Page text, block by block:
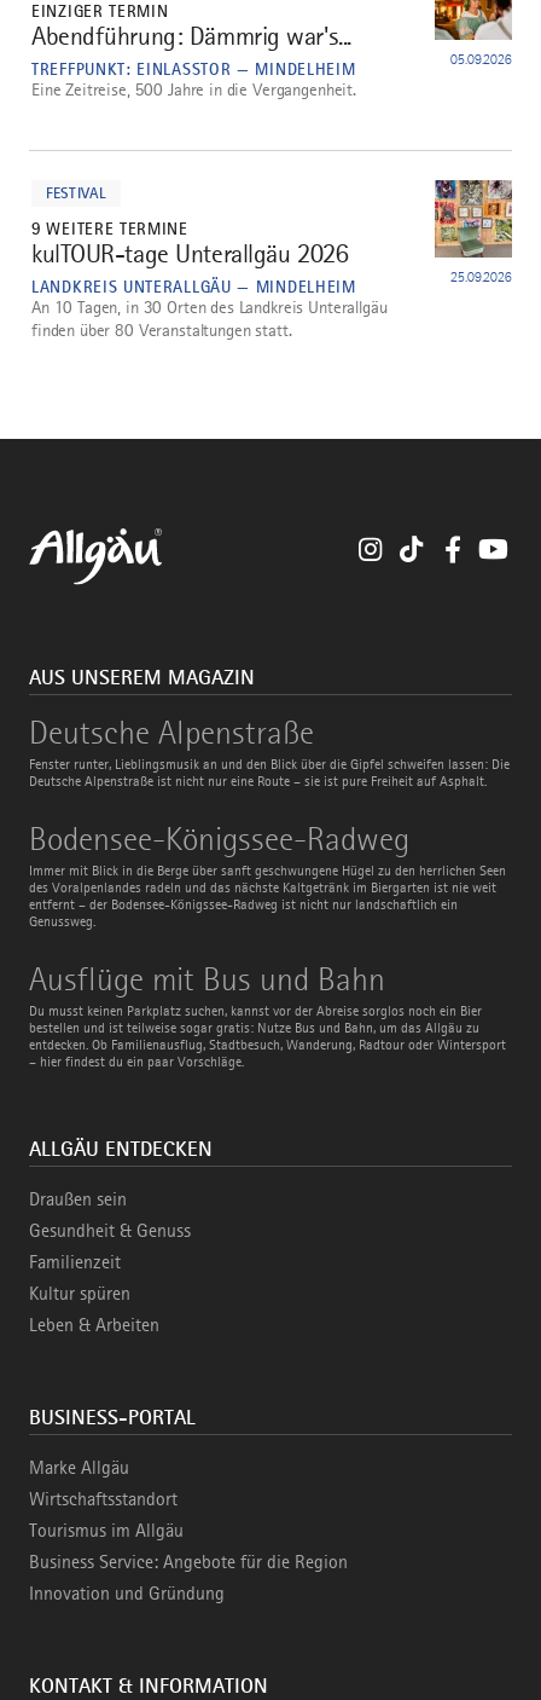
EINZIGER TERMIN
4
Abendführung: Dämmrig war's...
TREFFPUNKT: EINLASSTOR — MINDELHEIM 05.09.2026
Eine Zeitreise, 500 Jahre in die Vergangenheit.
FESTIVAL
9 WEITERE TERMINE
5
kulTOUR-tage Unterallgäu 2026
LANDKREIS UNTERALLGÄU — MINDELHEIM 25.09.2026
An 10 Tagen, in 30 Orten des Landkreis Unterallgäu
finden über 80 Veranstaltungen statt.
InstagramTikTok
AUS UNSEREM MAGAZIN
Deutsche Alpenstraße
Fenster runter, Lieblingsmusik an und den Blick über die Gipfel schweifen lassen: Die
Deutsche Alpenstraße ist nicht nur eine Route – sie ist pure Freiheit auf Asphalt.
Deutsche
Alpenstraße
Bodensee-Königssee-Radweg
Immer mit Blick in die Berge über sanft geschwungene Hügel zu den herrlichen Seen
des Voralpenlandes radeln und das nächste Kaltgetränk im Biergarten ist nie weit
entfernt – der Bodensee-Königssee-Radweg ist nicht nur landschaftlich ein
Genussweg.
Bodensee-
Königssee-
Radweg
Ausflüge mit Bus und Bahn
Du musst keinen Parkplatz suchen, kannst vor der Abreise sorglos noch ein Bier
bestellen und ist teilweise sogar gratis: Nutze Bus und Bahn, um das Allgäu zu
entdecken. Ob Familienausflug, Stadtbesuch, Wanderung, Radtour oder Wintersport
– hier findest du ein paar Vorschläge.
Ausflüge
mit
Bus
und
Bahn
ALLGÄU ENTDECKEN
Draußen sein
Gesundheit & Genuss
Familienzeit
Kultur spüren
Leben & Arbeiten
BUSINESS-PORTAL
Marke Allgäu
Wirtschaftsstandort
Tourismus im Allgäu
Business Service: Angebote für die Region
Innovation und Gründung
KONTAKT & INFORMATION